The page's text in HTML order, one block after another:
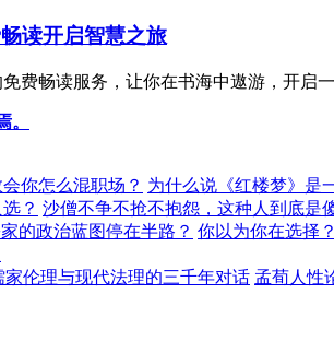
读开启智慧之旅
费畅读服务，让你在书海中遨游，开启
。
你怎么混职场？ 为什么说《红楼梦》是
？ 沙僧不争不抢不抱怨，这种人到底是
的政治蓝图停在半路？ 你以为你在选择
伦理与现代法理的三千年对话 孟荀人性